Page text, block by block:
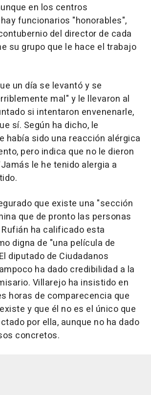
en los centros
funcionarios "honorables",
del director de cada
su grupo que le hace el trabajo
un día se levantó y se
mal" y le llevaron al
si intentaron envenenarle,
sí. Según ha dicho, le
había sido una reacción alérgica
pero indica que no le dieron
le he tenido alergia a
que existe una "sección
que de pronto las personas
ha calificado esta
digna de "una película de
diputado de Ciudadanos
ha dado credibilidad a la
Villarejo ha insistido en
horas de comparecencia que
y que él no es el único que
por ella, aunque no ha dado
concretos.